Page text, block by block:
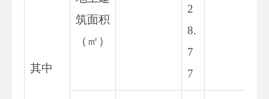
其中
筑面积
（㎡）
2
8.
7
7